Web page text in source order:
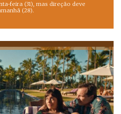
feira (31), mas direção deve
(28).